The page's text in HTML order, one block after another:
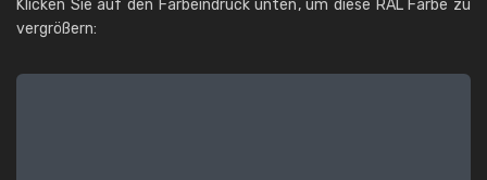
Klicken Sie auf den Farbeindruck unten, um diese RAL Farbe zu
vergrößern: